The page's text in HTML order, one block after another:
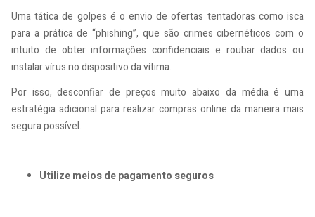
Uma tática de golpes é o envio de ofertas tentadoras como isca
para a prática de “phishing”, que são crimes cibernéticos com o
intuito de obter informações confidenciais e roubar dados ou
instalar vírus no dispositivo da vítima.
Por isso, desconfiar de preços muito abaixo da média é uma
estratégia adicional para realizar compras online da maneira mais
segura possível.
Utilize meios de pagamento seguros